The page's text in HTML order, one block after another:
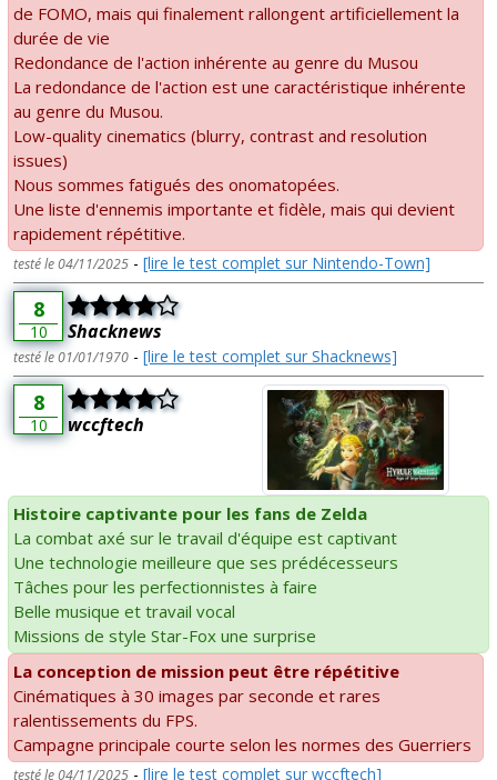
de FOMO, mais qui finalement rallongent artificiellement la
durée de vie
Redondance de l'action inhérente au genre du Musou
La redondance de l'action est une caractéristique inhérente
au genre du Musou.
Low-quality cinematics (blurry, contrast and resolution
issues)
Nous sommes fatigués des onomatopées.
Une liste d'ennemis importante et fidèle, mais qui devient
rapidement répétitive.
testé le 04/11/2025 - [lire le test complet sur Nintendo-Town]
8
10 Shacknews
testé le 01/01/1970 - [lire le test complet sur Shacknews]
8
10 wccftech
Histoire captivante pour les fans de Zelda
La combat axé sur le travail d'équipe est captivant
Une technologie meilleure que ses prédécesseurs
Tâches pour les perfectionnistes à faire
Belle musique et travail vocal
Missions de style Star-Fox une surprise
La conception de mission peut être répétitive
Cinématiques à 30 images par seconde et rares
ralentissements du FPS.
Campagne principale courte selon les normes des Guerriers
testé le 04/11/2025 - [lire le test complet sur wccftech]